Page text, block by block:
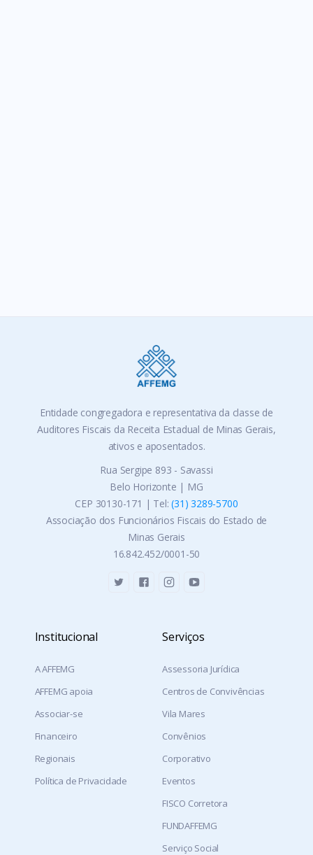
Entidade congregadora e representativa da classe de
Auditores Fiscais da Receita Estadual de Minas Gerais,
ativos e aposentados.
Rua Sergipe 893 - Savassi
Belo Horizonte | MG
CEP 30130-171 | Tel:(31) 3289-5700
Associação dos Funcionários Fiscais do Estado de
Minas Gerais
16.842.452/0001-50
Institucional
A AFFEMG
AFFEMG apoia
Associar-se
Financeiro
Regionais
Política de Privacidade
Serviços
Assessoria Jurídica
Centros de Convivências
Vila Mares
Convênios
Corporativo
Eventos
FISCO Corretora
FUNDAFFEMG
Serviço Social